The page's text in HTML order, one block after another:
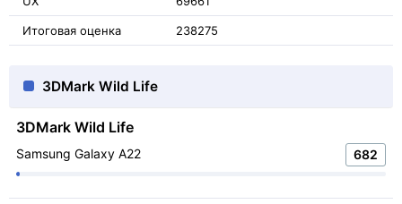
Итоговая оценка 238275
3DMark Wild Life
3DMark Wild Life
Samsung Galaxy A22 682